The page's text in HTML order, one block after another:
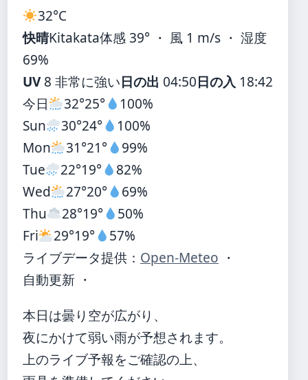
32°C
快晴Kitakata体感 39° ・ 風 1 m/s ・ 湿度
69%
UV8 非常に強い日の出 04:50日の入 18:42
今日
32°25°
100%
Sun
30°24°
100%
Mon
31°21°
99%
Tue
22°19°
82%
Wed
27°20°
69%
Thu
28°19°
50%
Fri
29°19°
57%
ライブデータ提供： Open-Meteo ・
自動更新 ・
本日は曇り空が広がり、
夜にかけて弱い雨が予想されます。
上のライブ予報をご確認の上、